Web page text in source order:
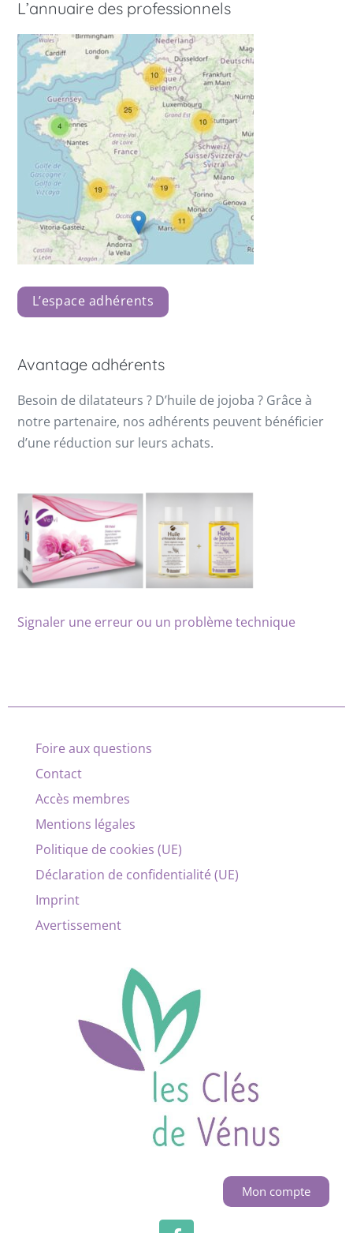
L’annuaire des professionnels
L’espace adhérents
Avantage adhérents
Besoin de dilatateurs ? D’huile de jojoba ? Grâce à
notre partenaire, nos adhérents peuvent bénéficier
d’une réduction sur leurs achats.
Signaler une erreur ou un problème technique
Foire aux questions
Contact
Accès membres
Mentions légales
Politique de cookies (UE)
Déclaration de confidentialité (UE)
Imprint
Avertissement
Mon compte